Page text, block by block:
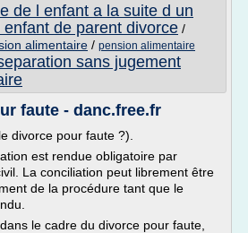
de l enfant a la suite d un
enfant de parent divorce /
alimentaire / pension alimentaire
sans jugement
faute - danc.free.fr
divorce pour faute ?).
est rendue obligatoire par
La conciliation peut librement être
de la procédure tant que le
le cadre du divorce pour faute,